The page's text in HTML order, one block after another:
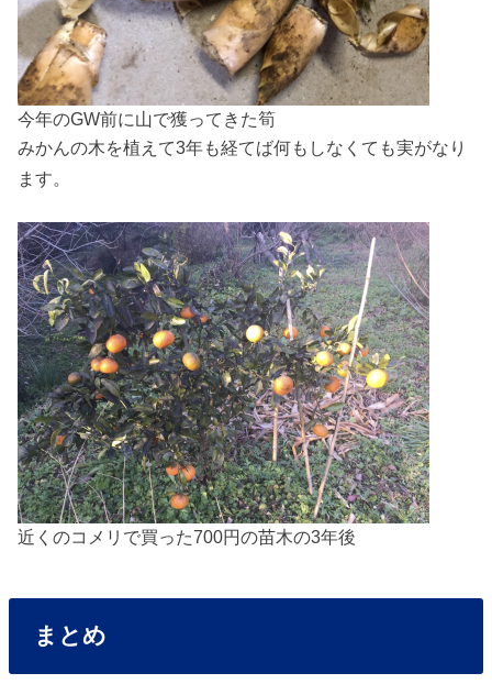
今年のGW前に山で獲ってきた筍
みかんの木を植えて3年も経てば何もしなくても実がなり
ます。
近くのコメリで買った700円の苗木の3年後
まとめ